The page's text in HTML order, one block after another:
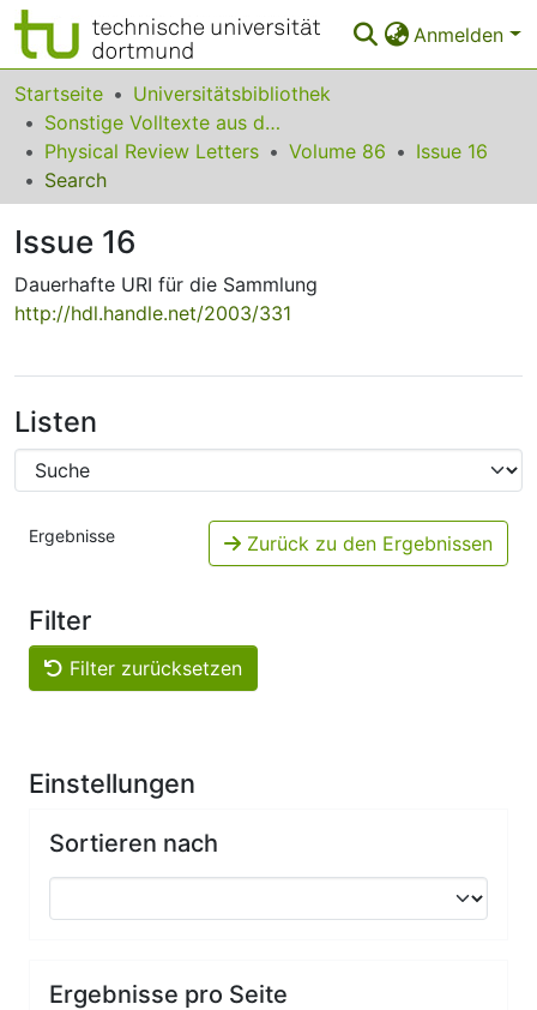
Anmelden
Bereiche & Sammlungen
Das gesamte Repositorium
Statistiken
FAQ
Leitlinien
Zurück zur Startseite
Startseite
Universitätsbibliothek
Sonstige Volltexte aus dem Bibliotheksangebot
Physical Review Letters
Volume 86
Issue 16
Search
Issue 16
Dauerhafte URI für die Sammlung
http://hdl.handle.net/2003/331
Listen
Ergebnisse Zurück zu den Ergebnissen
Filter
Filter zurücksetzen
Einstellungen
Sortieren nach
Ergebnisse pro Seite